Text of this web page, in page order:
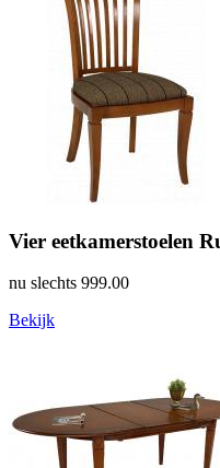
Vier eetkamerstoelen
nu slechts 999.00
Bekijk